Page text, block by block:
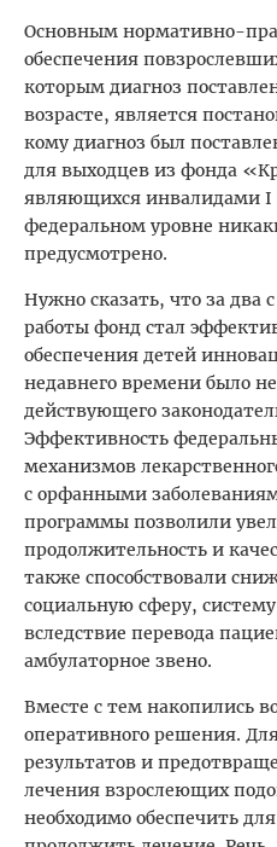
Основным нормативно-
обеспечения
которым диагноз
возрасте, является
кому диагноз был
для выходцев из фонда
являющихся инвалидами I
федеральном уровне
предусмотрено.
Нужно сказать, что за два
работы фонд стал
обеспечения детей
недавнего времени было
действующего
Эффективность
механизмов
с орфанными
программы позволили
продолжительность и
также способствовали
социальную сферу,
вследствие перевода
амбулаторное звено.​
Вместе с тем накопились
оперативного решения.
результатов и
лечения взрослеющих
необходимо обеспечить